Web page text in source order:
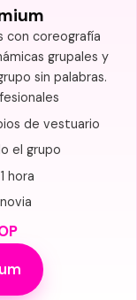
con coreografía
grupales y
sin palabras.
de vestuario
el grupo
hora